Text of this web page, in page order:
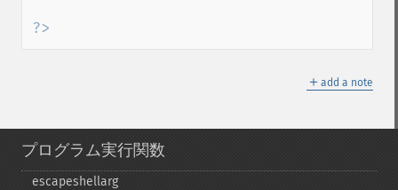
?>
＋ add a note
プログラム実行関数
escapeshellarg